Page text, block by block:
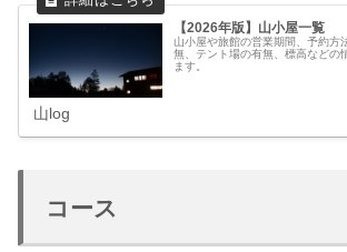
【2026年版】山小屋一覧
山小屋や旅館の営業期間、予約方
無、テント場の有無、標高などの
ます。
山log
コース